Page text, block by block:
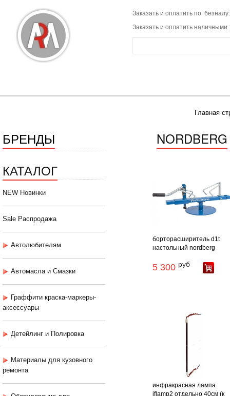
Заказать и оплатить по
Заказать и оплатить наличными
Главная
БРЕНДЫ
КАТАЛОГ
NEW Новинки
Sale Распродажа
Автолюбителям
Автомасла и Смазки
Граффити краска-маркеры-
аксессуары
Детейлинг и Полировка
Материалы для кузовного
ремонта
NORDBERG
борторасширитель d1t
настольный nordberg
5 300 руб
инфракрасная лампа
iflamp2 отдельно 40см (к